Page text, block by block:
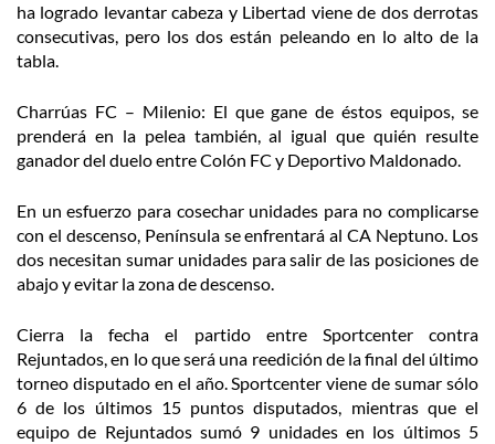
ha logrado levantar cabeza y Libertad viene de dos derrotas
consecutivas, pero los dos están peleando en lo alto de la
tabla.
Charrúas FC – Milenio: El que gane de éstos equipos, se
prenderá en la pelea también, al igual que quién resulte
ganador del duelo entre Colón FC y Deportivo Maldonado.
En un esfuerzo para cosechar unidades para no complicarse
con el descenso, Península se enfrentará al CA Neptuno. Los
dos necesitan sumar unidades para salir de las posiciones de
abajo y evitar la zona de descenso.
Cierra la fecha el partido entre Sportcenter contra
Rejuntados, en lo que será una reedición de la final del último
torneo disputado en el año. Sportcenter viene de sumar sólo
6 de los últimos 15 puntos disputados, mientras que el
equipo de Rejuntados sumó 9 unidades en los últimos 5